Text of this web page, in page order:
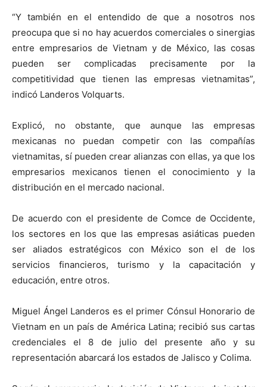
“Y también en el entendido de que a nosotros nos
preocupa que si no hay acuerdos comerciales o sinergias
entre empresarios de Vietnam y de México, las cosas
pueden ser complicadas precisamente por la
competitividad que tienen las empresas vietnamitas”,
indicó Landeros Volquarts.
Explicó, no obstante, que aunque las empresas
mexicanas no puedan competir con las compañías
vietnamitas, sí pueden crear alianzas con ellas, ya que los
empresarios mexicanos tienen el conocimiento y la
distribución en el mercado nacional.
De acuerdo con el presidente de Comce de Occidente,
los sectores en los que las empresas asiáticas pueden
ser aliados estratégicos con México son el de los
servicios financieros, turismo y la capacitación y
educación, entre otros.
Miguel Ángel Landeros es el primer Cónsul Honorario de
Vietnam en un país de América Latina; recibió sus cartas
credenciales el 8 de julio del presente año y su
representación abarcará los estados de Jalisco y Colima.